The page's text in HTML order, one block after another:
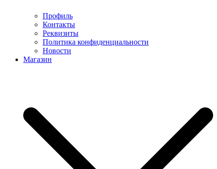
Профиль
Контакты
Реквизиты
Политика конфиденциальности
Новости
Магазин